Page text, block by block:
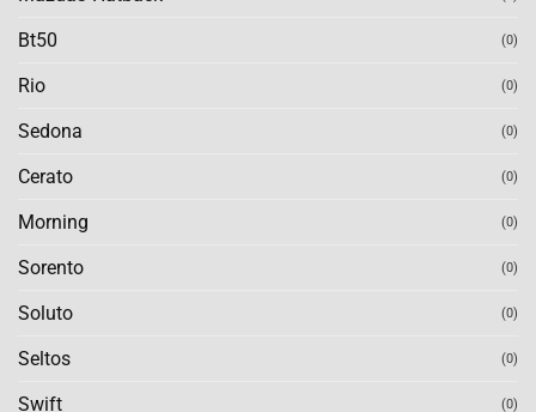
Bt50 (0)
Rio (0)
Sedona (0)
Cerato (0)
Morning (0)
Sorento (0)
Soluto (0)
Seltos (0)
Swift (0)